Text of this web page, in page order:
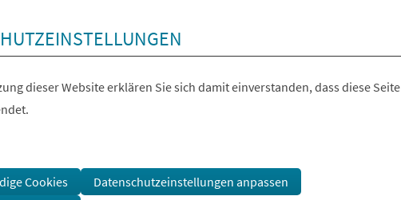
dieser Website erklären Sie sich damit einverstanden, dass diese Seite
Cookies
Datenschutzeinstellungen anpassen